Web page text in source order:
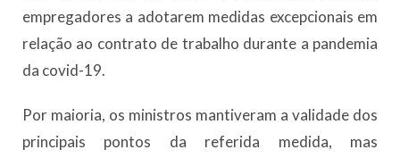
empregadores a adotarem medidas excepcionais em
relação ao contrato de trabalho durante a pandemia
da covid-19.
Por maioria, os ministros mantiveram a validade dos
principais pontos da referida medida, mas